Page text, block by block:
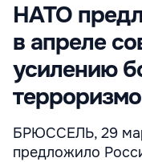
НАТО
в апреле
усилению
БРЮССЕЛЬ, 29
предложило